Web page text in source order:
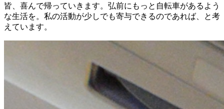
皆、喜んで帰っていきます。弘前にもっと自転車があるよう
な生活を。私の活動が少しでも寄与できるのであれば、と考
えています。